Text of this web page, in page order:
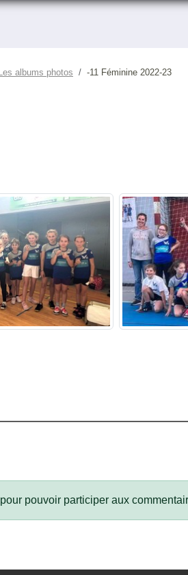
Les albums photos -11 Féminine 2022-23
pour pouvoir participer aux